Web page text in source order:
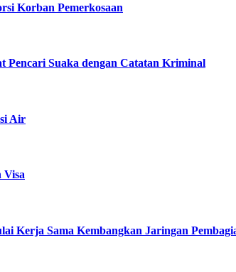
Korban Pemerkosaan
Pencari Suaka dengan Catatan Kriminal
Air
Visa
Kerja Sama Kembangkan Jaringan